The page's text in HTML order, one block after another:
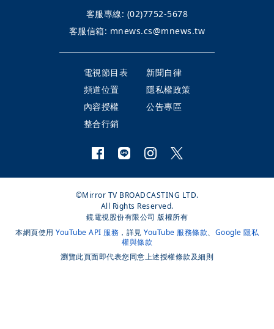
客服專線: (02)7752-5678
客服信箱: mnews.cs@mnews.tw
電視節目表
新聞自律
頻道位置
隱私權政策
內容授權
公告專區
整合行銷
©Mirror TV BROADCASTING LTD.
All Rights Reserved.
鏡電視股份有限公司 版權所有
本網頁使用 YouTube API 服務 ，詳見 YouTube 服務條款、 Google 隱私
權與條款
瀏覽此頁面即代表您同意上述授權條款及細則